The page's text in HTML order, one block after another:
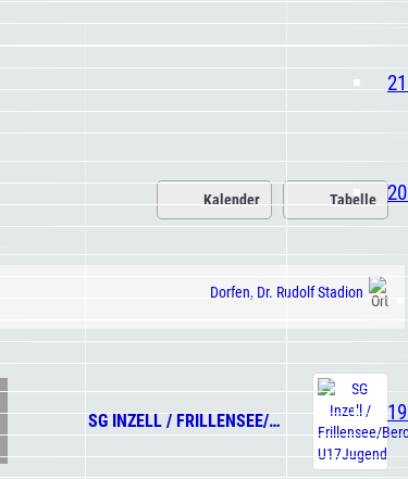
Kalender Tabelle
Dorfen, Dr. Rudolf Stadion
SG INZELL / FRILLENSEE/BERCHTESGADEN, U17JUGEND